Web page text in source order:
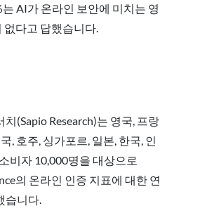
AI가 온라인 보안에 미치는 영
없다고 답했습니다.
치(Sapio Research)는 영국, 프랑
, 호주, 싱가포르, 일본, 한국, 인
비자 10,000명을 대상으로
의 온라인 인증 지표에 대한 연
습니다.